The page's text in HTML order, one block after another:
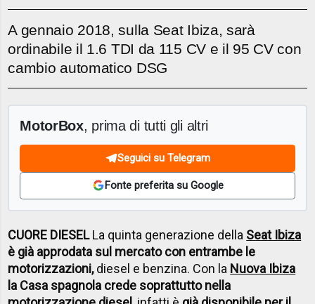
A gennaio 2018, sulla Seat Ibiza, sarà
ordinabile il 1.6 TDI da 115 CV e il 95 CV con
cambio automatico DSG
MotorBox, prima di tutti gli altri
Seguici su Telegram
Fonte preferita su Google
CUORE DIESELLa quinta generazione della Seat Ibiza
è già approdata sul mercato con entrambe le
motorizzazioni,diesel e benzina. Con la Nuova Ibiza
la Casa spagnola crede soprattutto nella